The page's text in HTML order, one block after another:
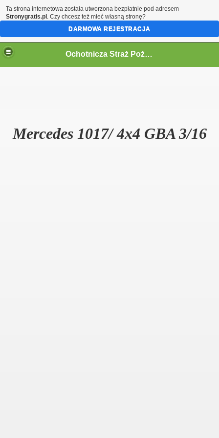
Ochotnicza Straż Pożarna w Kórnicy
Mercedes 1017/ 4x4 GBA 3/16
Ta strona internetowa została utworzona bezpłatnie pod adresem
Stronygratis.pl . Czy chcesz też mieć własną stronę?
DARMOWA REJESTRACJA